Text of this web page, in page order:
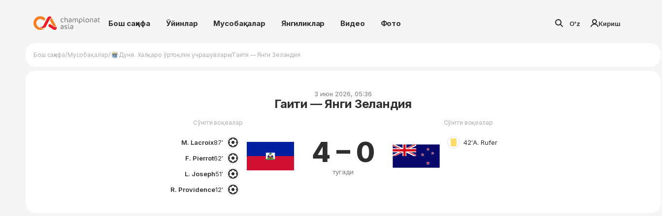
Бош саҳифа Ўйинлар Мусобақалар Янгиликлар Видео Фото O'z Кириш
Бош саҳифа/Мусобақалар/ Дунё. Халқаро ўртоқлик учрашувлари/Гаити — Янги Зеландия
3 июн 2026, 05:36
Гаити — Янги Зеландия
Сўнгги воқеалар
M. Lacroix87′
F. Pierrot62′
L. Joseph51′
R. Providence12′
4 – 0
тугади
Сўнгги воқеалар
42′A. Rufer